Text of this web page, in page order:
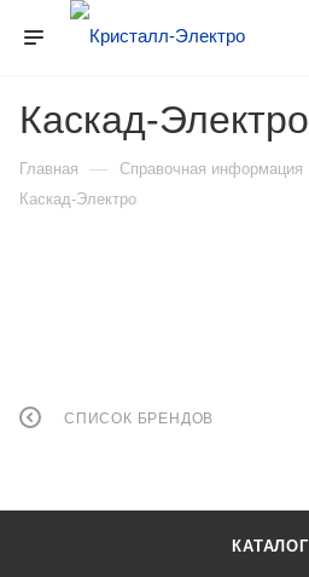
Каскад-Электро
Главная — Справочная информация
Каскад-Электро
СПИСОК БРЕНДОВ
КАТАЛОГ